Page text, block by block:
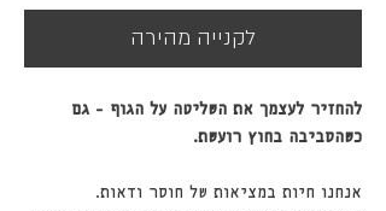
לקנייה מהירה
להחזיר לעצמך את השליטה על הגוף - גם
כשהסביבה בחוץ רועשת.
אנחנו חיות במציאות של חוסר ודאות.